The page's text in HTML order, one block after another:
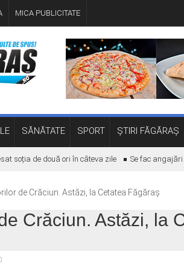
MICA PUBLICITATE
SĂNĂTATE SPORT ȘTIRI FĂGĂRAȘ
de două ori în câteva zile Se fac angajări
de Crăciun. Astăzi, la Cetatea Făgăraș
Crăciun. Astăzi, la